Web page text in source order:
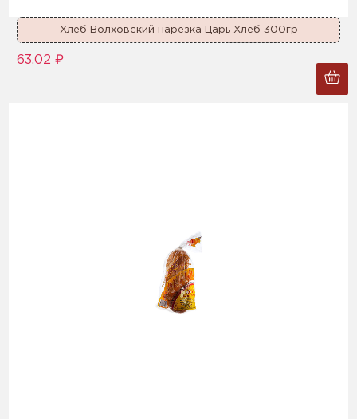
Хлеб Волховский нарезка Царь Хлеб 300гр
63,02 ₽